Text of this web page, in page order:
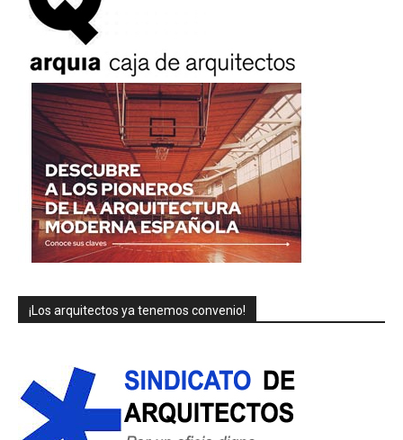
¡Los arquitectos ya tenemos convenio!